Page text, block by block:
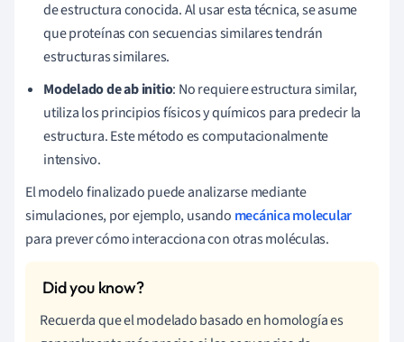
de estructura conocida. Al usar esta técnica, se asume
que proteínas con secuencias similares tendrán
estructuras similares.
Modelado de ab initio: No requiere estructura similar,
utiliza los principios físicos y químicos para predecir la
estructura. Este método es computacionalmente
intensivo.
El modelo finalizado puede analizarse mediante
simulaciones, por ejemplo, usando mecánica molecular
para prever cómo interacciona con otras moléculas.
Recuerda que el modelado basado en homología es